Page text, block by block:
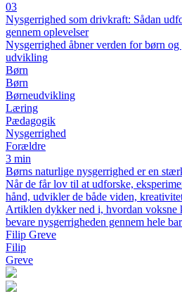
03
Nysgerrighed som drivkraft: Sådan
gennem oplevelser
Nysgerrighed åbner verden for børn
udvikling
Børn
Børn
Børneudvikling
Læring
Pædagogik
Nysgerrighed
Forældre
3 min
Børns naturlige nysgerrighed er en
Når de får lov til at udforske,
hånd, udvikler de både viden,
Artiklen dykker ned i, hvordan voksne
bevare nysgerrigheden gennem hele
Filip Greve
Filip
Greve